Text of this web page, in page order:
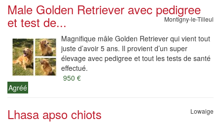
Male Golden Retriever avec pedigree
et test de... Montigny-le-Tilleul
Magnifique mâle Golden Retriever qui vient tout
juste d’avoir 5 ans. Il provient d’un super
élevage avec pedigree et tout les tests de santé
effectué.
950 €
Agréé
Lhasa apso chiots Lowaige